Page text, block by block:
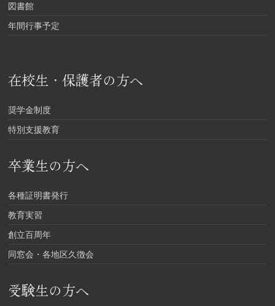
図書館
年間行事予定
在校生・保護者の方へ
奨学金制度
特別支援教育
卒業生の方へ
各種証明書発行
教育実習
創立百周年
同窓会・各地区久徴会
受験生の方へ